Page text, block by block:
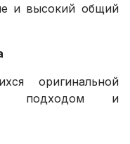
и высокий общий
оригинальной
подходом и